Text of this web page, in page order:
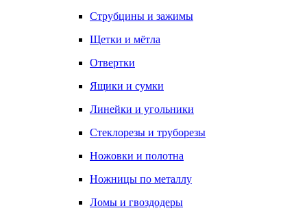
Струбцины и зажимы
Щетки и мётла
Отвертки
Ящики и сумки
Линейки и угольники
Стеклорезы и труборезы
Ножовки и полотна
Ножницы по металлу
Ломы и гвоздодеры